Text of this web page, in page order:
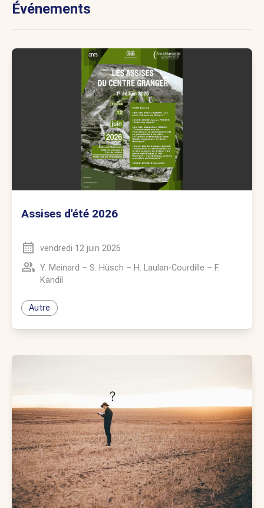
Événements
Assises d'été 2026
vendredi 12 juin 2026
Y. Meinard – S. Hüsch – H. Laulan-Courdille – F.
Kandil
Autre